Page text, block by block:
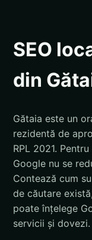
SEO
din
Gătaia este un
rezidentă de
RPL 2021.
Google nu se
Contează cum
de căutare
poate înțelege
servicii și dovezi.